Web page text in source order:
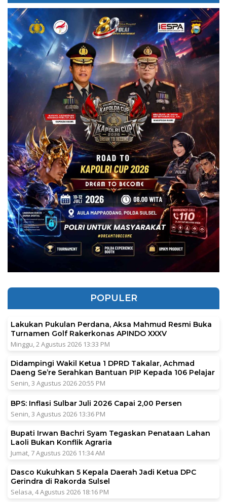
POPULER
Lakukan Pukulan Perdana, Aksa Mahmud Resmi Buka
Turnamen Golf Rakerkonas APINDO XXXV
Minggu, 2 Agustus 2026 13:33 PM
Didampingi Wakil Ketua 1 DPRD Takalar, Achmad
Daeng Se’re Serahkan Bantuan PIP Kepada 106 Pelajar
Senin, 3 Agustus 2026 20:55 PM
BPS: Inflasi Sulbar Juli 2026 Capai 2,00 Persen
Senin, 3 Agustus 2026 13:36 PM
Bupati Irwan Bachri Syam Tegaskan Penataan Lahan
Laoli Bukan Konflik Agraria
Jumat, 7 Agustus 2026 11:34 AM
Dasco Kukuhkan 5 Kepala Daerah Jadi Ketua DPC
Gerindra di Rakorda Sulsel
Selasa, 4 Agustus 2026 18:16 PM